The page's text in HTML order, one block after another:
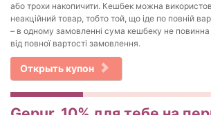
або трохи накопичити. Кешбек можна
неакційний товар, тобто той, що іде по повній
– в одному замовленні сума кешбеку не
від повної вартості замовлення.
Открыть купон